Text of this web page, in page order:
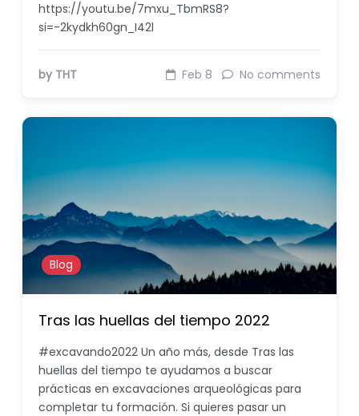
https://youtu.be/7mxu_TbmRS8?
si=-2kydkh60gn_I42l
by THT Feb 8 No comments
Blog
Tras las huellas del tiempo 2022
#excavando2022 Un año más, desde Tras las
huellas del tiempo te ayudamos a buscar
prácticas en excavaciones arqueológicas para
completar tu formación. Si quieres pasar un